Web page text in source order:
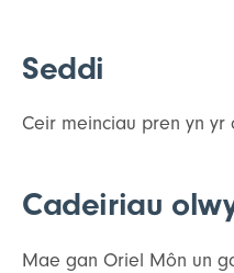
Seddi
Ceir meinciau pren yn yr
Cadeiriau
Mae gan Oriel Môn un